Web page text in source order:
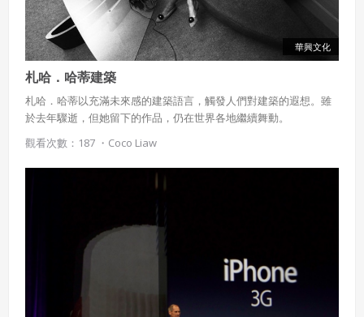
華興文化
札哈．哈蒂建築
札哈．哈蒂以充滿未來感的建築語言，觸發人們對建築的遐想。雖
於去年驟逝，但她留下的作品，仍在世界各地繼續舞動。
觀看次數：187 ・ Coco Liaw